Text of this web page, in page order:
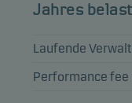
AMPRION GMBH
22.09.2032
TEOLLISUUDEN
Jahres
Laufende
Performance fee